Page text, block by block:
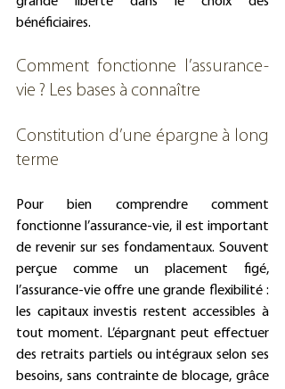
bénéficiaires.
Comment fonctionne l’assurance-
vie ? Les bases à connaître
Constitution d’une épargne à long
terme
Pour bien comprendre comment
fonctionne l’assurance-vie, il est important
de revenir sur ses fondamentaux. Souvent
perçue comme un placement figé,
l’assurance-vie offre une grande flexibilité :
les capitaux investis restent accessibles à
tout moment. L’épargnant peut effectuer
des retraits partiels ou intégraux selon ses
besoins, sans contrainte de blocage, grâce